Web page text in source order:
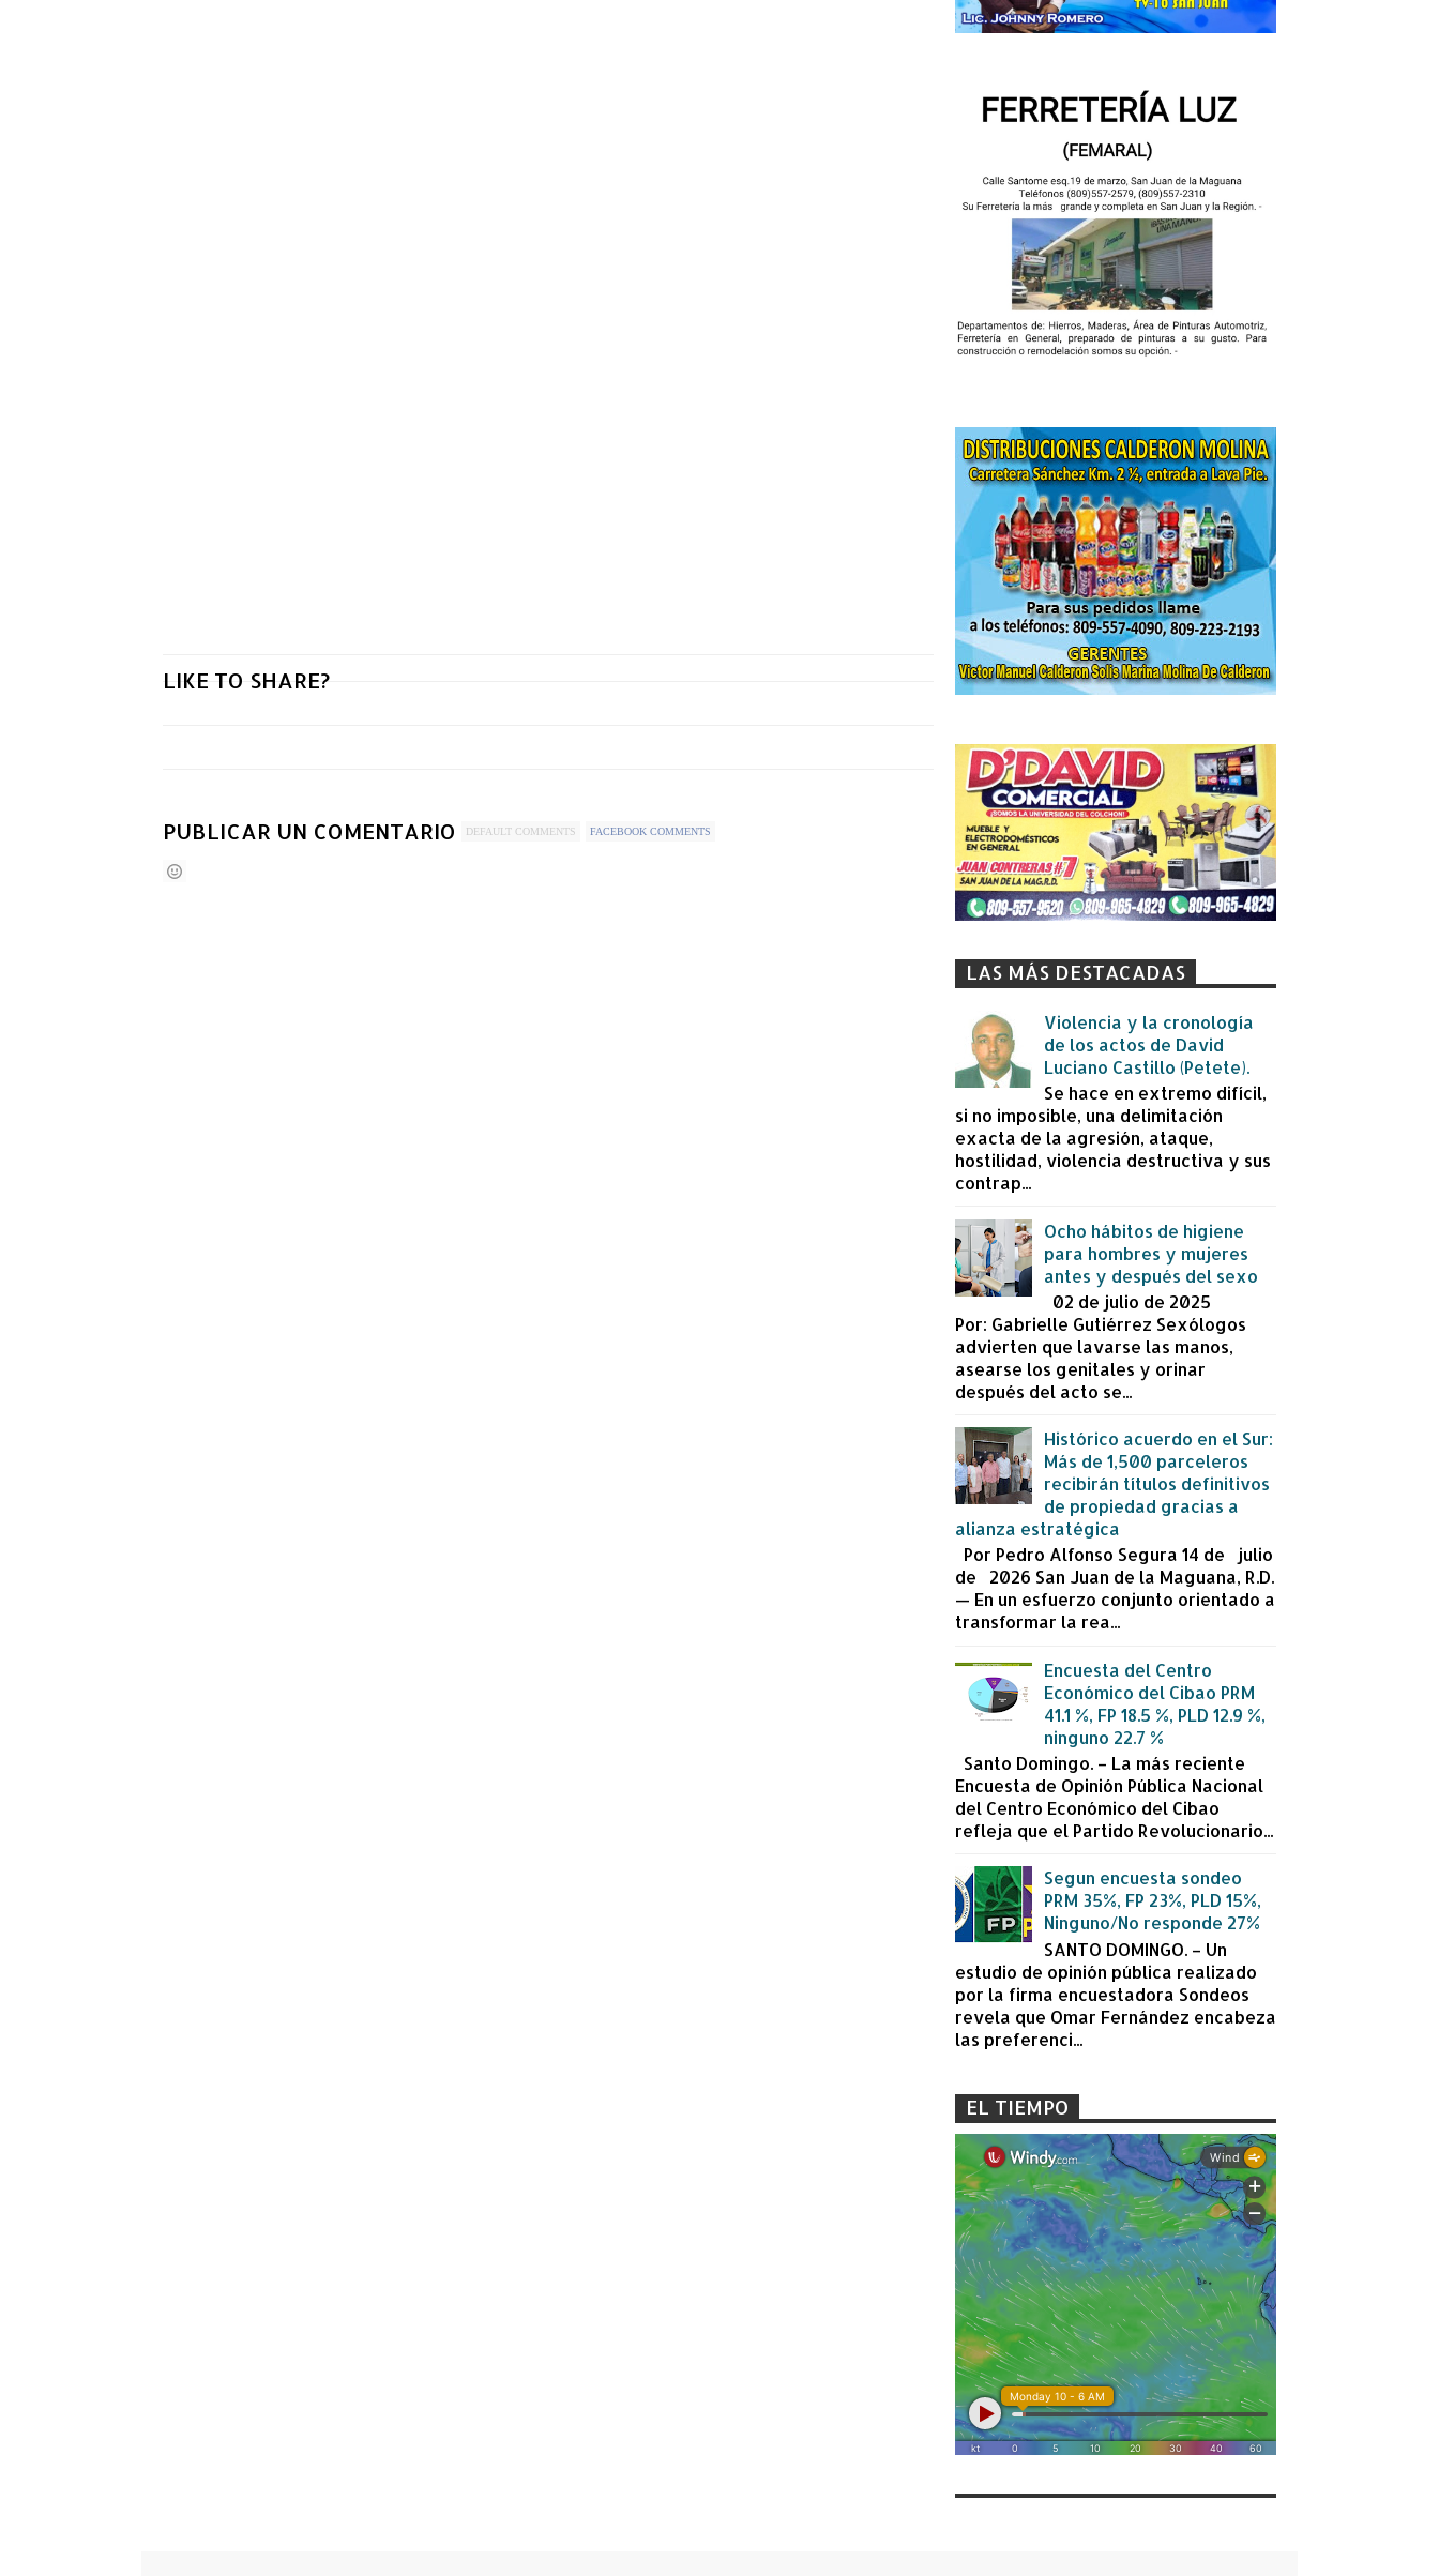
LIKE TO SHARE?
PUBLICAR UN COMENTARIO DEFAULT COMMENTS FACEBOOK COMMENTS
LAS MÁS DESTACADAS
Violencia y la cronología
de los actos de David
Luciano Castillo (Petete).
Se hace en extremo difícil,
si no imposible, una delimitación
exacta de la agresión, ataque,
hostilidad, violencia destructiva y sus
contrap...
Ocho hábitos de higiene
para hombres y mujeres
antes y después del sexo
02 de julio de 2025
Por: Gabrielle Gutiérrez Sexólogos
advierten que lavarse las manos,
asearse los genitales y orinar
después del acto se...
Histórico acuerdo en el Sur:
Más de 1,500 parceleros
recibirán títulos definitivos
de propiedad gracias a
alianza estratégica
Por Pedro Alfonso Segura 14 de julio
de 2026 San Juan de la Maguana, R.D.
— En un esfuerzo conjunto orientado a
transformar la rea...
Encuesta del Centro
Económico del Cibao PRM
41.1 %, FP 18.5 %, PLD 12.9 %,
ninguno 22.7 %
Santo Domingo. – La más reciente
Encuesta de Opinión Pública Nacional
del Centro Económico del Cibao
refleja que el Partido Revolucionario...
Segun encuesta sondeo
PRM 35%, FP 23%, PLD 15%,
Ninguno/No responde 27%
SANTO DOMINGO. – Un
estudio de opinión pública realizado
por la firma encuestadora Sondeos
revela que Omar Fernández encabeza
las preferenci...
EL TIEMPO